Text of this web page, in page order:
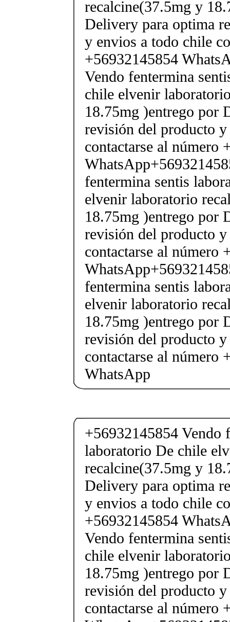
recalcine(37.5mg y
Delivery para optima
y envios a todo chile
+56932145854
Vendo fentermina
chile elvenir
18.75mg )entrego por
revisión del producto
contactarse al número
fentermina sentis
elvenir laboratorio
18.75mg )entrego por
revisión del producto
contactarse al número
fentermina sentis
elvenir laboratorio
18.75mg )entrego por
revisión del producto
contactarse al número
WhatsApp
+56932145854 Vendo
laboratorio De chile
recalcine(37.5mg y
Delivery para optima
y envios a todo chile
+56932145854
Vendo fentermina
chile elvenir
18.75mg )entrego por
revisión del producto
contactarse al número